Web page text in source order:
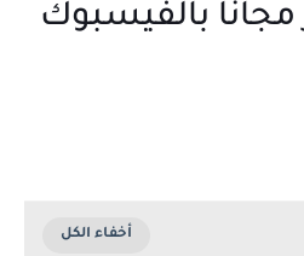
بالفيسبوك